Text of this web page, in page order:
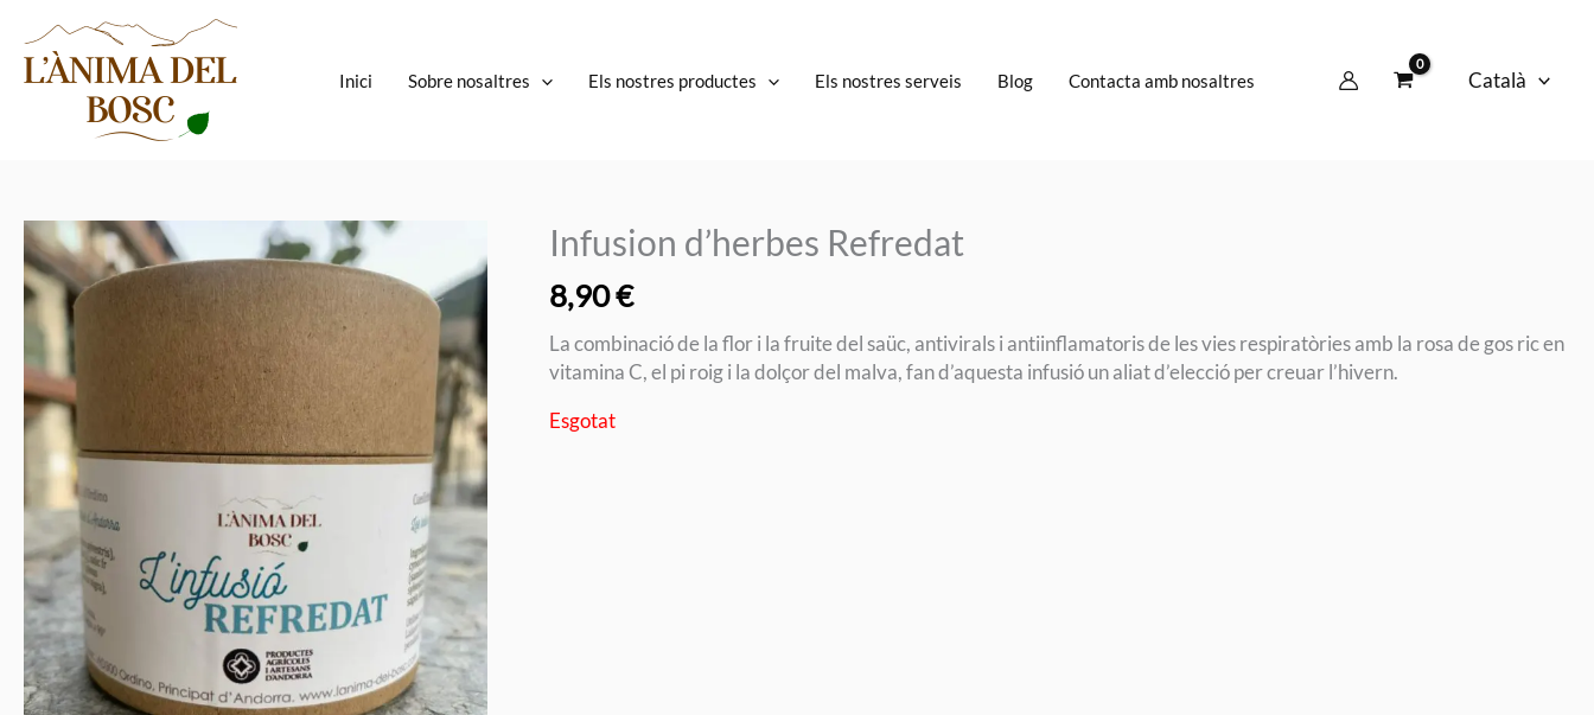
contingut
Inici Sobre nosaltres Els nostres productes Els nostres serveis Blog Contacta amb nosaltres Català
Infusion d’herbes Refredat
8,90€
La combinació de la flor i la fruite del saüc, antivirals i antiinflamatoris de les vies respiratòries amb la rosa de gos ric en
vitamina C, el pi roig i la dolçor del malva, fan d’aquesta infusió un aliat d’elecció per creuar l’hivern.
Esgotat